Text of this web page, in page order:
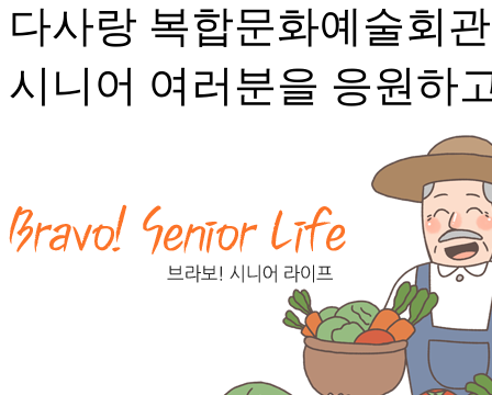
다사랑 복합문화예술회
시니어 여러분을 응원하